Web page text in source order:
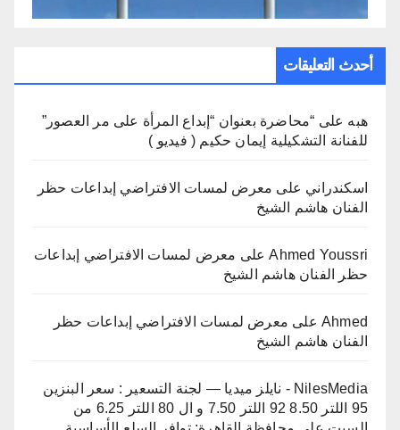
أحدث التعليقات
هبه على “محاضرة بعنوان “إبداع المرأة على مر العصور”
للفنانة التشكيلية إيمان حكيم ( فيديو )
اسكندراني على معرض لمسات الافتراضي إبداعات حظر
الفنان هاشم الشيخ
Ahmed Youssriعلى معرض لمسات الافتراضي إبداعات
حظر الفنان هاشم الشيخ
Ahmed على معرض لمسات الافتراضي إبداعات حظر
الفنان هاشم الشيخ
NilesMedia - نايلز ميديا — لجنة التسعير : سعر البنزين
95 اللتر 8.50 92 اللتر 7.50 و ال 80 اللتر 6.25 من